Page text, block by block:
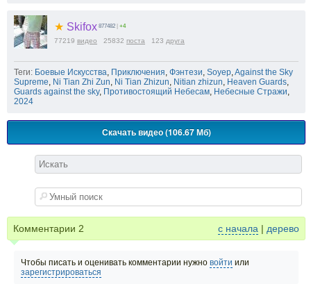
★ Skifox 877482 +4
77219 видео 25832 поста 123 друга
Теги: Боевые Искусства, Приключения, Фэнтези, Soyep,Against the Sky
Supreme, Ni Tian Zhi Zun, Ni Tian Zhizun, Nitian zhizun, Heaven Guards,
Guards against the sky, Противостоящий Небесам, Небесные Стражи,
2024
Скачать видео (106.67 Мб)
Комментарии 2 с начала | дерево
Чтобы писать и оценивать комментарии нужно войти или
зарегистрироваться